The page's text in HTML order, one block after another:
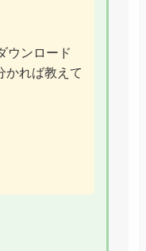
ウンロード
かれば教えて